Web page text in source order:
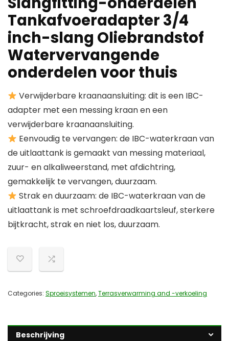
Tankafvoeradapter 3/4
inch-slang Oliebrandstof
Watervervangende
onderdelen voor thuis
Verwijderbare kraanaansluiting: dit is een IBC-
adapter met een messing kraan en een
verwijderbare kraanaansluiting.
Eenvoudig te vervangen: de IBC-waterkraan van
de uitlaattank is gemaakt van messing materiaal,
zuur- en alkaliweerstand, met afdichtring,
gemakkelijk te vervangen, duurzaam.
Strak en duurzaam: de IBC-waterkraan van de
uitlaattank is met schroefdraadkaartsleuf, sterkere
bijtkracht, strak en niet los, duurzaam.
Categories: Sproeisystemen,Terrasverwarming and -verkoeling
Beschrijving